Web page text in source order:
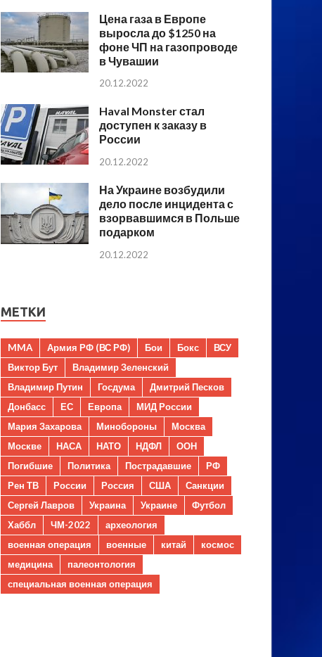
Цена газа в Европе
выросла до $1250 на
фоне ЧП на газопроводе
в Чувашии
20.12.2022
Haval Monster стал
доступен к заказу в
России
20.12.2022
На Украине возбудили
дело после инцидента с
взорвавшимся в Польше
подарком
20.12.2022
МЕТКИ
MMA Армия РФ (ВС РФ) Бои Бокс
ВСУ
Виктор Бут
Владимир Зеленский
Владимир Путин
Госдума
Дмитрий Песков
Донбасс
ЕС Европа
МИД России
Мария Захарова
Минобороны
Москва
Москве
НАСА НАТО НДФЛ
ООН
Погибшие
Политика Пострадавшие
РФ
Рен ТВ
России Россия США
Санкции
Сергей Лавров
Украина Украине
Футбол
Хаббл
ЧМ-2022
археология
военная операция
военные китай
космос
медицина
палеонтология
специальная военная операция